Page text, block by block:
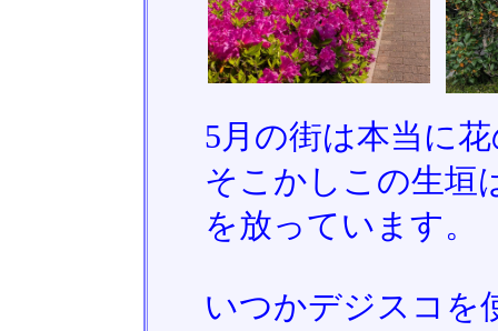
5月の街は本当に
そこかしこの生垣
を放っています。
いつかデジスコを